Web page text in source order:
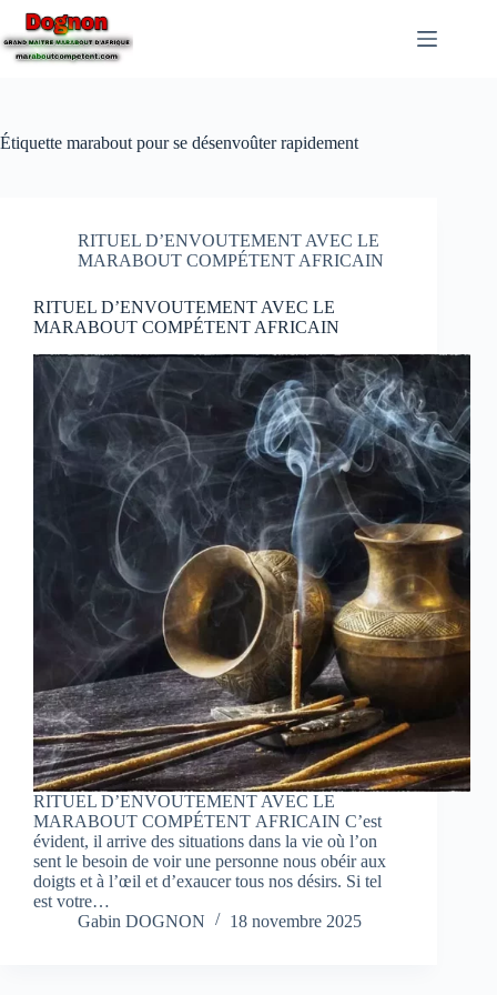
Étiquette marabout pour se désenvoûter rapidement
RITUEL D’ENVOUTEMENT AVEC LE
MARABOUT COMPÉTENT AFRICAIN
RITUEL D’ENVOUTEMENT AVEC LE
MARABOUT COMPÉTENT AFRICAIN
RITUEL D’ENVOUTEMENT AVEC LE
MARABOUT COMPÉTENT AFRICAIN C’est
évident, il arrive des situations dans la vie où l’on
sent le besoin de voir une personne nous obéir aux
doigts et à l’œil et d’exaucer tous nos désirs. Si tel
est votre…
Gabin DOGNON
18 novembre 2025